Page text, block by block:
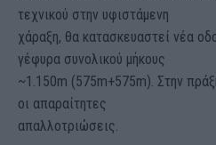
τεχνικού στην υφιστάμενη
χάραξη, θα κατασκευαστεί νέα
γέφυρα συνολικού μήκους
~1.150m (575m+575m). Στην
οι απαραίτητες
απαλλοτριώσεις.